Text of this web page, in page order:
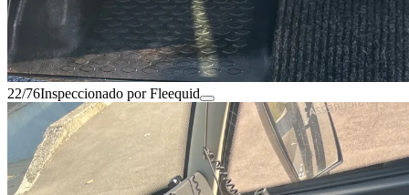
22/76Inspeccionado por Fleequid